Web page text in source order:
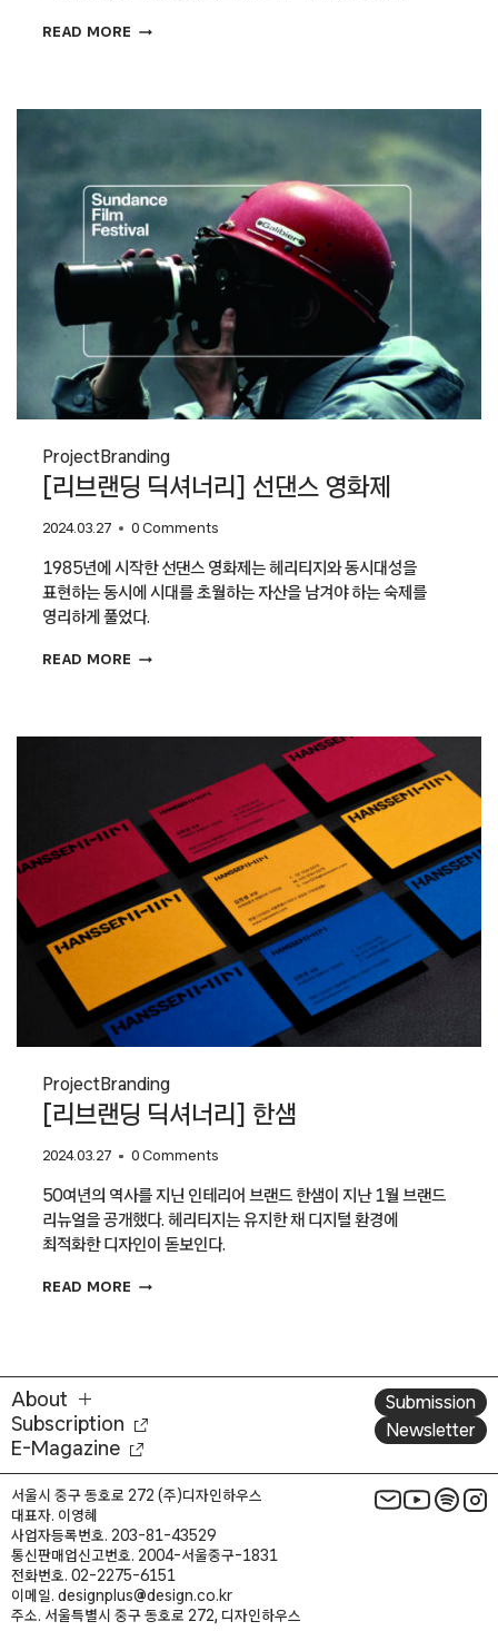
READ MORE [리브랜딩
영
ProjectBranding
[리브랜딩 딕셔너리] 선댄스 영화제
2024.03.27 0 Comments
1985년에 시작한 선댄스 영화제는 헤리티지와 동시대성을
표현하는 동시에 시대를 초월하는 자산을 남겨야 하는 숙제를
영리하게 풀었다.
READ MORE [리브랜딩
ProjectBranding
[리브랜딩 딕셔너리] 한샘
2024.03.27 0 Comments
50여년의 역사를 지닌 인테리어 브랜드 한샘이 지난 1월 브랜드
리뉴얼을 공개했다. 헤리티지는 유지한 채 디지털 환경에
최적화한 디자인이 돋보인다.
READ MORE [리브랜딩
About
Subscription
E-Magazine
Submission
Newsletter
서울시 중구 동호로 272 (주)디자인하우스
대표자. 이영혜
사업자등록번호. 203-81-43529
통신판매업신고번호. 2004-서울중구-1831
전화번호. 02-2275-6151
이메일. designplus@design.co.kr
주소. 서울특별시 중구 동호로 272, 디자인하우스